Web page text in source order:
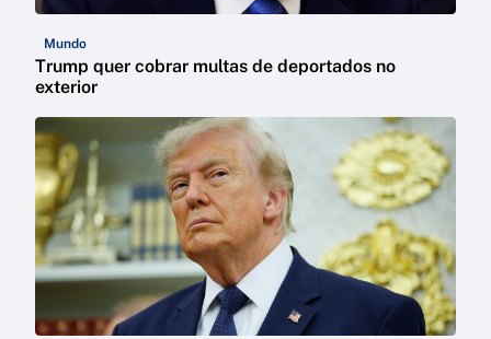
Mundo
Trump quer cobrar multas de deportados no
exterior